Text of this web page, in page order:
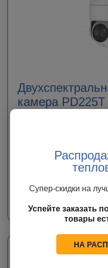
камера PD225T
руб.
доставки и стоимости оборудования.
Супер-скидки на
Успейте заказать
товары
НА